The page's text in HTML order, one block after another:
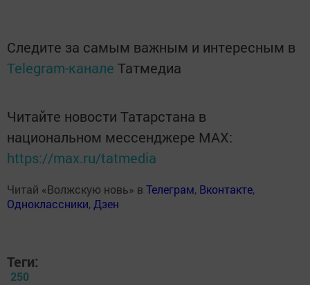
Следите за самым важным и интересным в
Telegram-канале Татмедиа
Читайте новости Татарстана в
национальном мессенджере MАХ:
https://max.ru/tatmedia
Читай «Волжскую новь» в Телеграм, Вконтакте,
Одноклассники,Дзен
Теги:
250